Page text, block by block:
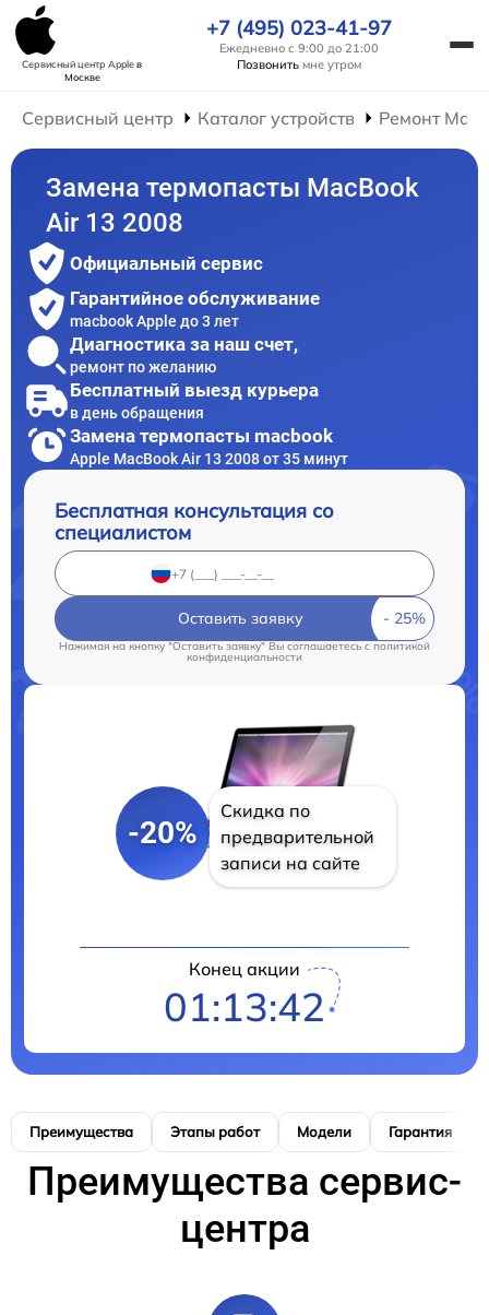
Сервисный центр Appleв
Москве
+7 (495) 023-41-97
Ежедневно с 9:00 до 21:00
Позвонить мне утром
Сервисный центр Каталог устройств Ремонт
Замена термопасты MacBook
Air 13 2008
Официальный сервис
Гарантийное обслуживание
macbook Apple до 3 лет
Диагностика за наш счет,
ремонт по желанию
Бесплатный выезд курьера
в день обращения
Замена термопасты macbook
Apple MacBook Air 13 2008 от 35 минут
Бесплатная консультация со
специалистом
Оставить заявку
Нажимая на кнопку "Оставить заявку" Вы соглашаетесь cполитикой
конфиденциальности
-20%
Скидка по
предварительной
записи на сайте
Конец акции
01:13:42
Преимущества Этапы работ Модели Гарантия
Преимущества сервис-
центра